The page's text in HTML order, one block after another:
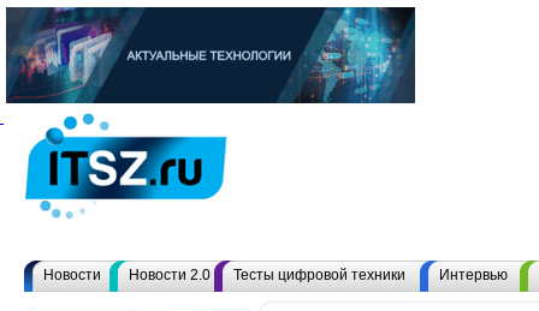
Новости Новости 2.0 Тесты цифровой техники Интервью